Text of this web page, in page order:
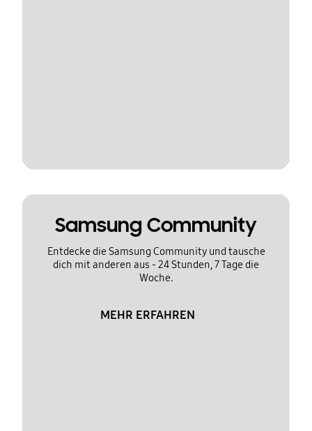
Samsung Community
Entdecke die Samsung Community und tausche
dich mit anderen aus - 24 Stunden, 7 Tage die
Woche.
MEHR ERFAHREN